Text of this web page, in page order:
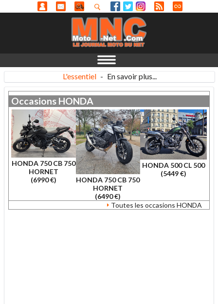
L'essentiel - En savoir plus...
Occasions HONDA
HONDA 750 CB 750
HORNET
(6990 €)
HONDA 750 CB 750
HORNET
(6490 €)
HONDA 500 CL 500
(5449 €)
Toutes les occasions HONDA